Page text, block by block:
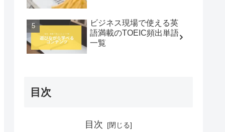
ビジネス現場で使える英
語満載のTOEIC頻出単語
一覧
目次
目次